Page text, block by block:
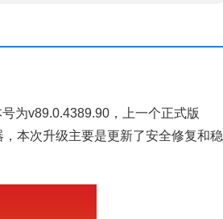
为v89.0.4389.90，上一个正式版
本次升级主要是更新了安全修复和稳